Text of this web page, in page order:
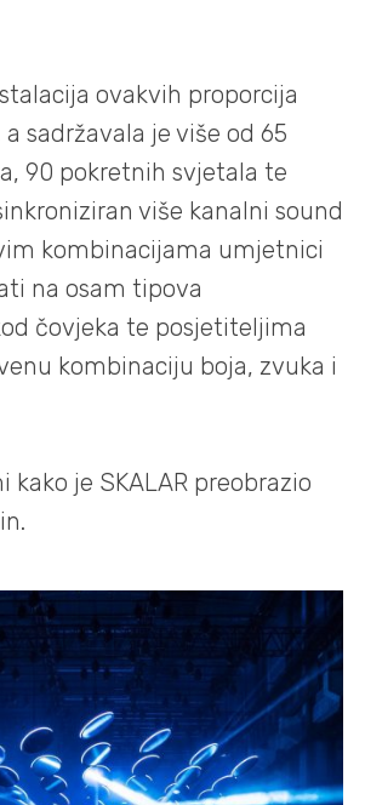
ovakvih proporcija
sadržavala je više od 65
90 pokretnih svjetala te
više kanalni sound
kombinacijama umjetnici
na osam tipova
čovjeka te posjetiteljima
kombinaciju boja, zvuka i
kako je SKALAR preobrazio